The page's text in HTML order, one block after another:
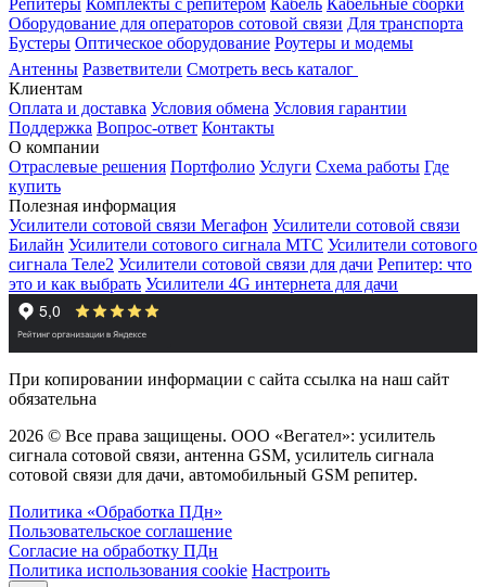
Оборудование для операторов сотовой связи Для транспорта
Бустеры Оптическое оборудование Роутеры и модемы
Антенны Разветвители Смотреть весь каталог
Клиентам
Оплата и доставка Условия обмена Условия гарантии
Поддержка Вопрос-ответ Контакты
О компании
Отраслевые решения Портфолио Услуги Схема работы Где
купить
Полезная информация
Усилители сотовой связи Мегафон Усилители сотовой связи
Билайн Усилители сотового сигнала МТС Усилители сотового
сигнала Теле2 Усилители сотовой связи для дачи Репитер: что
это и как выбрать Усилители 4G интернета для дачи
При копировании информации с сайта ссылка на наш сайт
обязательна
2026 © Все права защищены. ООО «Вегател»: усилитель
сигнала сотовой связи, антенна GSM, усилитель сигнала
сотовой связи для дачи, автомобильный GSM репитер.
Политика «Обработка ПДн»
Пользовательское соглашение
Согласие на обработку ПДн
Политика использования cookie Настроить